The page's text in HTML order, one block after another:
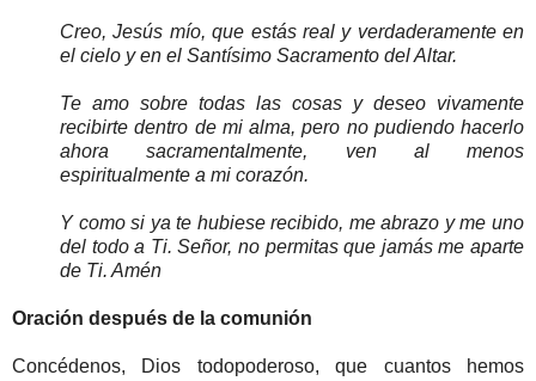
Creo, Jesús mío, que estás real y verdaderamente en
el cielo y en el Santísimo Sacramento del Altar.
Te amo sobre todas las cosas y deseo vivamente
recibirte dentro de mi alma, pero no pudiendo hacerlo
ahora sacramentalmente, ven al menos
espiritualmente a mi corazón.
Y como si ya te hubiese recibido, me abrazo y me uno
del todo a Ti. Señor, no permitas que jamás me aparte
de Ti. Amén
Oración después de la comunión
Concédenos, Dios todopoderoso, que cuantos hemos